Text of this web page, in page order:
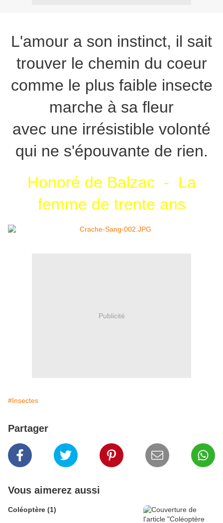
L'amour a son instinct, il sait
trouver le chemin du coeur
comme le plus faible insecte
marche à sa fleur
avec une irrésistible volonté
qui ne s'épouvante de rien.
Honoré de Balzac - La
femme de trente ans
Publicité
#Insectes
Partager
Vous aimerez aussi
Coléoptère (1)